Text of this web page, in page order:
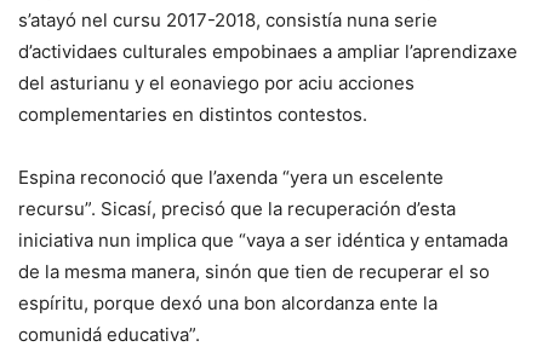
s’atayó nel cursu 2017-2018, consistía nuna serie
d’actividaes culturales empobinaes a ampliar l’aprendizaxe
del asturianu y el eonaviego por aciu acciones
complementaries en distintos contestos.
Espina reconoció que l’axenda “yera un escelente
recursu”. Sicasí, precisó que la recuperación d’esta
iniciativa nun implica que “vaya a ser idéntica y entamada
de la mesma manera, sinón que tien de recuperar el so
espíritu, porque dexó una bon alcordanza ente la
comunidá educativa”.